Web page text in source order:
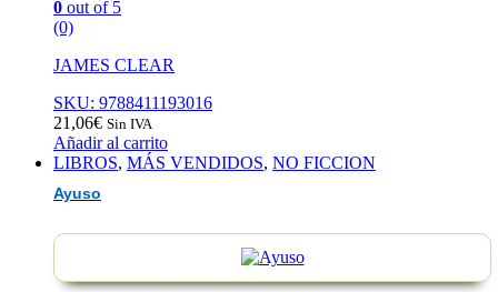
0 out of 5
(0)
JAMES CLEAR
SKU: 9788411193016
21,06€ Sin IVA
Añadir al carrito
LIBROS, MÁS VENDIDOS, NO FICCION
Ayuso